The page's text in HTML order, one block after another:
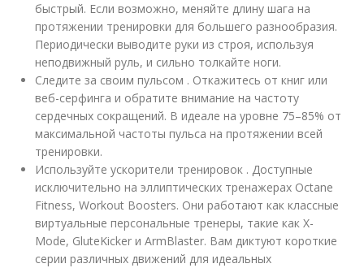
быстрый. Если возможно, меняйте длину шага на
протяжении тренировки для большего разнообразия.
Периодически выводите руки из строя, используя
неподвижный руль, и сильно толкайте ноги.
Следите за своим пульсом . Откажитесь от книг или
веб-серфинга и обратите внимание на частоту
сердечных сокращений. В идеале на уровне 75–85% от
максимальной частоты пульса на протяжении всей
тренировки.
Используйте ускорители тренировок . Доступные
исключительно на эллиптических тренажерах Octane
Fitness, Workout Boosters. Они работают как классные
виртуальные персональные тренеры, такие как X-
Mode, GluteKicker и ArmBlaster. Вам диктуют короткие
серии различных движений для идеальных